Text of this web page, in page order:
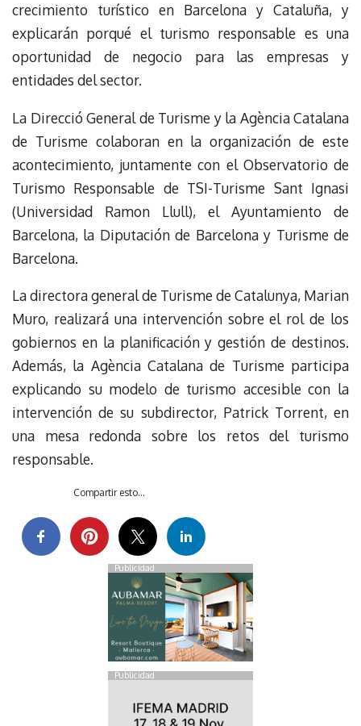
crecimiento turístico en Barcelona y Cataluña, y
explicarán porqué el turismo responsable es una
oportunidad de negocio para las empresas y
entidades del sector.
La Direcció General de Turisme y la Agència Catalana
de Turisme colaboran en la organización de este
acontecimiento, juntamente con el Observatorio de
Turismo Responsable de TSI-Turisme Sant Ignasi
(Universidad Ramon Llull), el Ayuntamiento de
Barcelona, la Diputación de Barcelona y Turisme de
Barcelona.
La directora general de Turisme de Catalunya, Marian
Muro, realizará una intervención sobre el rol de los
gobiernos en la planificación y gestión de destinos.
Además, la Agència Catalana de Turisme participa
explicando su modelo de turismo accesible con la
intervención de su subdirector, Patrick Torrent, en
una mesa redonda sobre los retos del turismo
responsable.
Compartir esto...
Publicidad
Publicidad